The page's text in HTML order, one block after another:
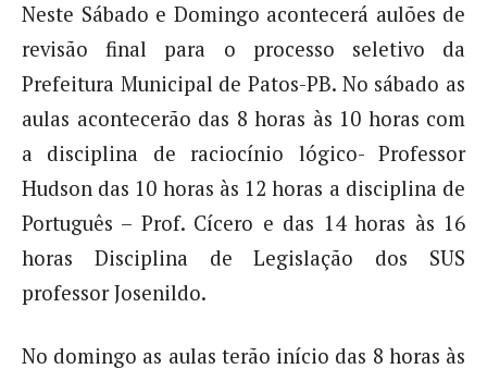
Neste Sábado e Domingo acontecerá aulões de
revisão final para o processo seletivo da
Prefeitura Municipal de Patos-PB. No sábado as
aulas acontecerão das 8 horas às 10 horas com
a disciplina de raciocínio lógico- Professor
Hudson das 10 horas às 12 horas a disciplina de
Português – Prof. Cícero e das 14 horas às 16
horas Disciplina de Legislação dos SUS
professor Josenildo.
No domingo as aulas terão início das 8 horas às